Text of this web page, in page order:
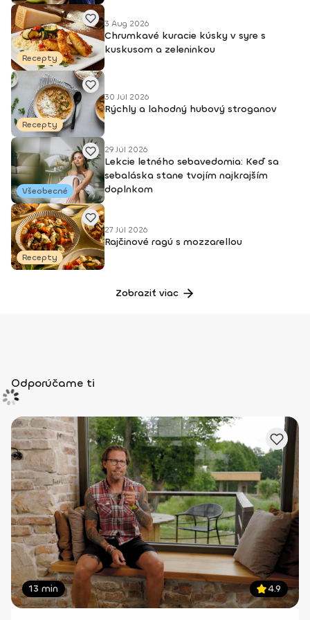
Recepty
3 Aug 2026
Chrumkavé kuracie kúsky v syre s
kuskusom a zeleninkou
Recepty
30 Júl 2026
Rýchly a lahodný hubový stroganov
Všeobecné
29 Júl 2026
Lekcie letného sebavedomia: Keď sa
sebaláska stane tvojím najkrajším
doplnkom
Recepty
27 Júl 2026
Rajčinové ragú s mozzarellou
Zobraziť viac
Odporúčame ti
13 min 4.9